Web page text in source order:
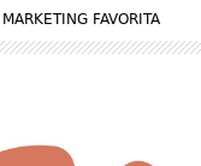
FAVORITA